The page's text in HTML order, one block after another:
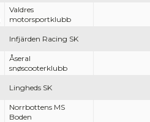
Valdres
motorsportklubb
Infjärden Racing SK
Åseral
snøscooterklubb
Lingheds SK
Norrbottens MS
Boden